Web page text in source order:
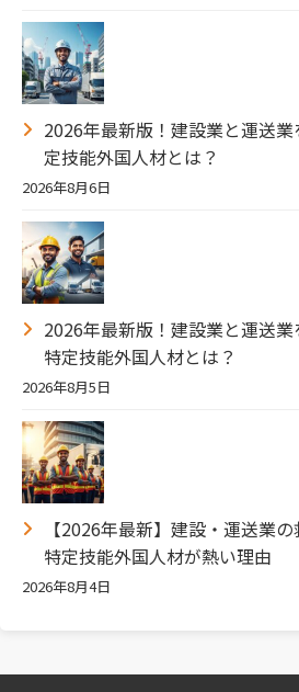
2026年最新版！建設業と運送
定技能外国人材とは？
2026年8月6日
2026年最新版！建設業と運送
特定技能外国人材とは？
2026年8月5日
【2026年最新】建設・運送業
特定技能外国人材が熱い理由
2026年8月4日